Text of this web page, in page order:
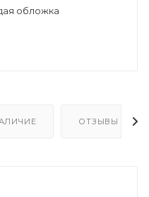
обложка
ОТЗЫВЫ